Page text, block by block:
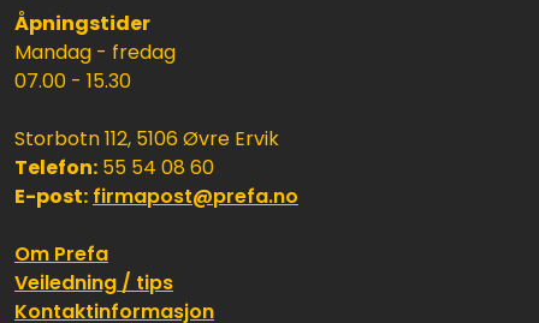
Åpningstider
Mandag - fredag
07.00 - 15.30
Storbotn 112, 5106 Øvre Ervik
Telefon: 55 54 08 60
E-post: firmapost@prefa.no
Om Prefa
Veiledning / tips
Kontaktinformasjon